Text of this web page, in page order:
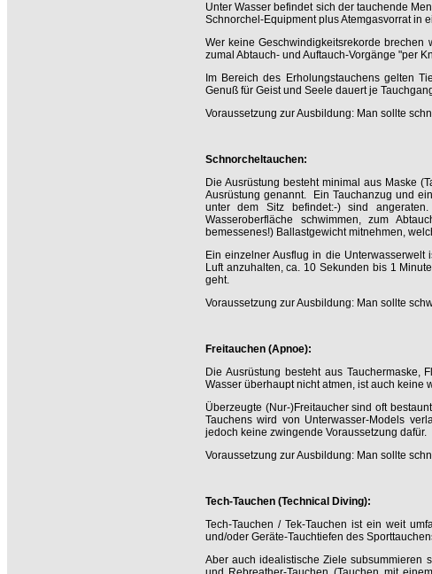
Unter Wasser befindet sich der tauchende
Schnorchel-Equipment plus Atemgasvorrat in
Wer keine Geschwindigkeitsrekorde
zumal Abtauch- und Auftauch-Vorgänge "per
Im Bereich des Erholungstauchens gelten
Genuß für Geist und Seele dauert je
Voraussetzung zur Ausbildung: Man sollte
Schnorcheltauchen:
Die Ausrüstung besteht minimal aus Maske
Ausrüstung genannt. Ein Tauchanzug und
unter dem Sitz befindet:-) sind
Wasseroberfläche schwimmen, zum
bemessenes!) Ballastgewicht mitnehmen,
Ein einzelner Ausflug in die
Luft anzuhalten, ca. 10 Sekunden bis 1
geht.
Voraussetzung zur Ausbildung: Man sollte
Freitauchen (Apnoe):
Die Ausrüstung besteht aus Tauchermaske,
Wasser überhaupt nicht atmen, ist auch keine
Überzeugte (Nur-)Freitaucher sind oft
Tauchens wird von Unterwasser-Models
jedoch keine zwingende Voraussetzung dafür.
Voraussetzung zur Ausbildung: Man sollte
Tech-Tauchen (Technical Diving):
Tech-Tauchen / Tek-Tauchen ist ein weit
und/oder Geräte-Tauchtiefen des
Aber auch idealistische Ziele subsummieren